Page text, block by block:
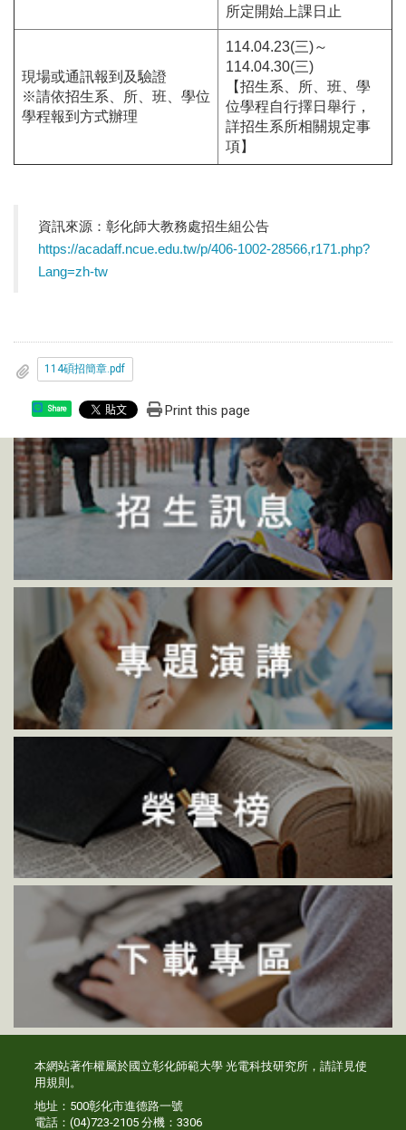
所定開始上課日止
現場或通訊報到及驗證
※請依招生系、所、班、學位
學程報到方式辦理
114.04.23(三)～
114.04.30(三)
【招生系、所、班、學
位學程自行擇日舉行，
詳招生系所相關規定事
項】
資訊來源：彰化師大教務處招生組公告
https://acadaff.ncue.edu.tw/p/406-1002-28566,r171.php?
Lang=zh-tw
114碩招簡章.pdf
Share Print this page
本網站著作權屬於國立彰化師範大學 光電科技研究所，請詳見使
用規則 。
地址：500彰化市進德路一號
電話：(04)723-2105 分機：3306